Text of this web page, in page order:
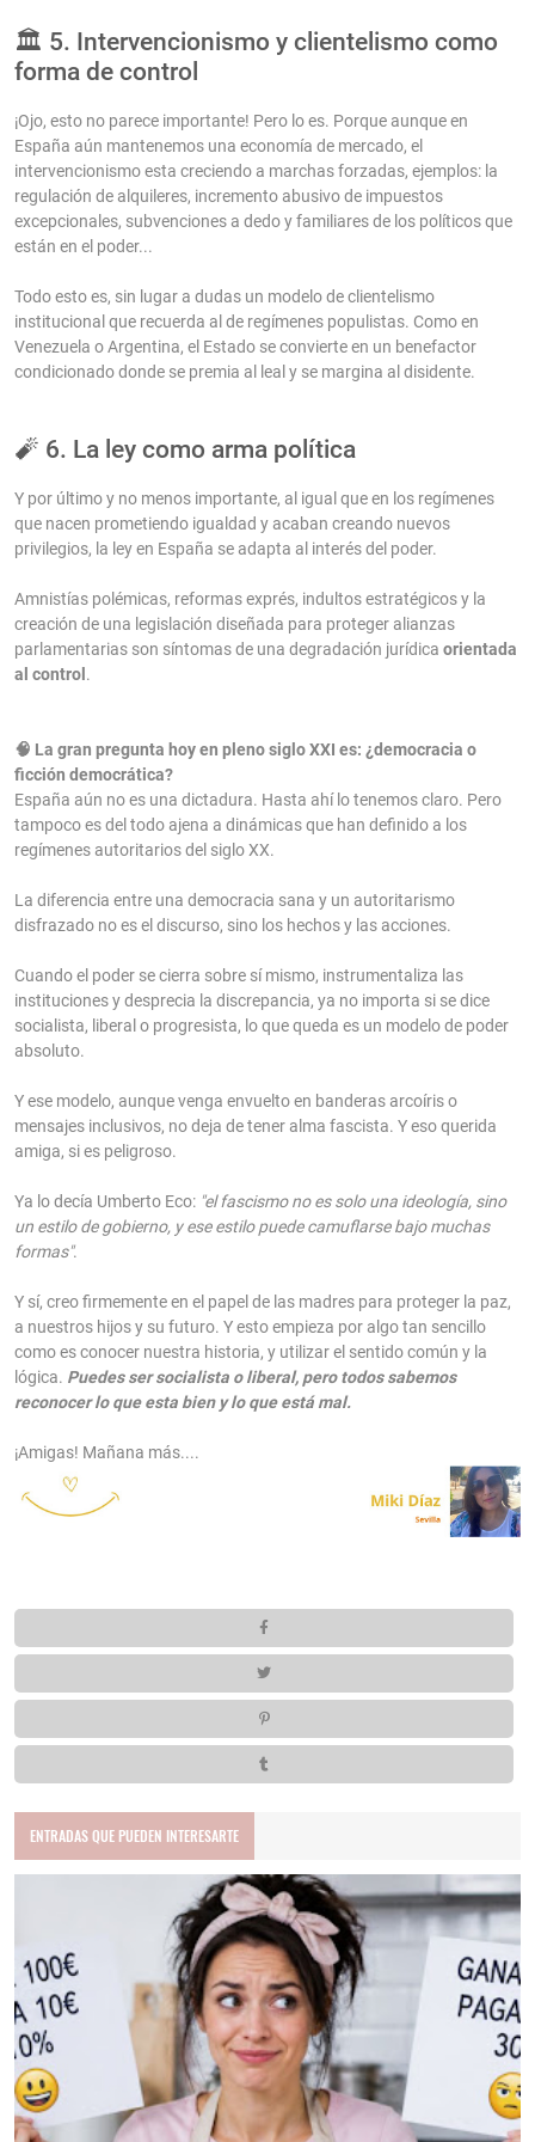
🏛️ 5. Intervencionismo y clientelismo como
forma de control
¡Ojo, esto no parece importante! Pero lo es. Porque aunque en
España aún mantenemos una economía de mercado, el
intervencionismo esta creciendo a marchas forzadas, ejemplos: la
regulación de alquileres, incremento abusivo de impuestos
excepcionales, subvenciones a dedo y familiares de los políticos que
están en el poder...
Todo esto es, sin lugar a dudas un modelo de clientelismo
institucional que recuerda al de regímenes populistas. Como en
Venezuela o Argentina, el Estado se convierte en un benefactor
condicionado donde se premia al leal y se margina al disidente.
🧨 6. La ley como arma política
Y por último y no menos importante, al igual que en los regímenes
que nacen prometiendo igualdad y acaban creando nuevos
privilegios, la ley en España se adapta al interés del poder.
Amnistías polémicas, reformas exprés, indultos estratégicos y la
creación de una legislación diseñada para proteger alianzas
parlamentarias son síntomas de una degradación jurídica orientada
al control .
🧠 La gran pregunta hoy en pleno siglo XXI es: ¿democracia o
ficción democrática?
España aún no es una dictadura. Hasta ahí lo tenemos claro. Pero
tampoco es del todo ajena a dinámicas que han definido a los
regímenes autoritarios del siglo XX.
La diferencia entre una democracia sana y un autoritarismo
disfrazado no es el discurso, sino los hechos y las acciones.
Cuando el poder se cierra sobre sí mismo, instrumentaliza las
instituciones y desprecia la discrepancia, ya no importa si se dice
socialista, liberal o progresista, lo que queda es un modelo de poder
absoluto.
Y ese modelo, aunque venga envuelto en banderas arcoíris o
mensajes inclusivos, no deja de tener alma fascista. Y eso querida
amiga, si es peligroso.
Ya lo decía Umberto Eco: "el fascismo no es solo una ideología, sino
un estilo de gobierno, y ese estilo puede camuflarse bajo muchas
formas".
Y sí, creo firmemente en el papel de las madres para proteger la paz,
a nuestros hijos y su futuro. Y esto empieza por algo tan sencillo
como es conocer nuestra historia, y utilizar el sentido común y la
lógica. Puedes ser socialista o liberal, pero todos sabemos
reconocer lo que esta bien y lo que está mal.
¡Amigas! Mañana más....
ENTRADAS QUE PUEDEN INTERESARTE